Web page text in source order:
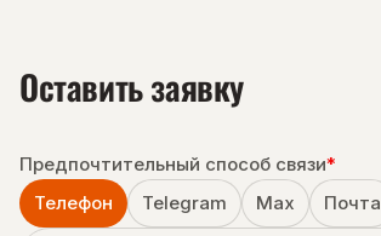
Оставить заявку
Предпочтительный способ связи*
Телефон
Telegram Max Почта